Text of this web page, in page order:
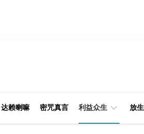
达赖喇嘛 密咒真言 利益众生 放